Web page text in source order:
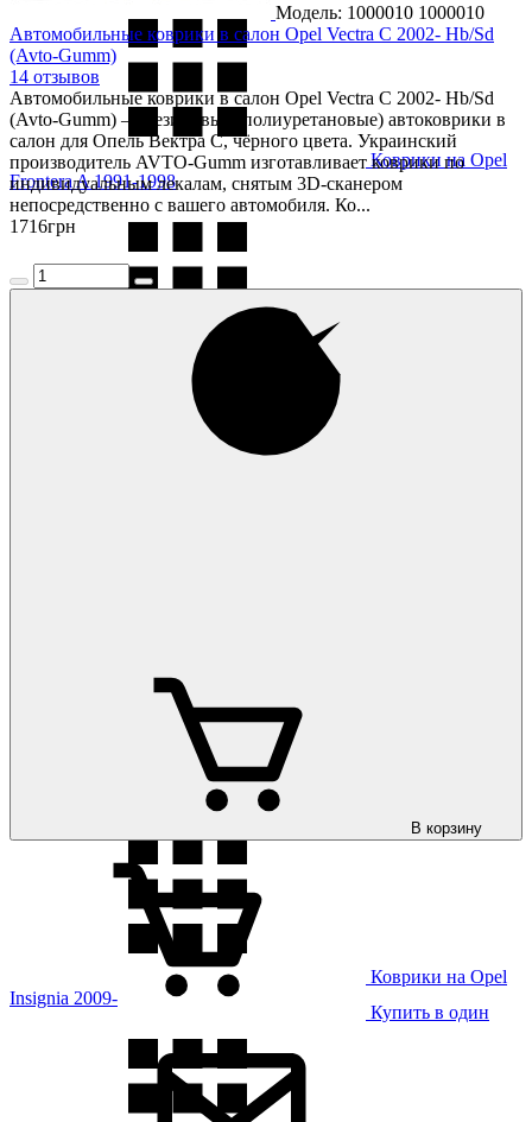
Коврики на Opel
Frontera A 1991-1998
Коврики на Opel
Insignia 2009-
Модель: 1000010 1000010
Автомобильные коврики в салон Opel Vectra C 2002- Hb/Sd
(Avto-Gumm)
14 отзывов
Автомобильные коврики в салон Opel Vectra C 2002- Hb/Sd
(Avto-Gumm) — резиновые (полиуретановые) автоковрики в
салон для Опель Вектра С, чёрного цвета. Украинский
производитель AVTO-Gumm изготавливает коврики по
индивидуальным лекалам, снятым 3D-сканером
непосредственно с вашего автомобиля. Ко...
1716грн
В корзину
Купить в один